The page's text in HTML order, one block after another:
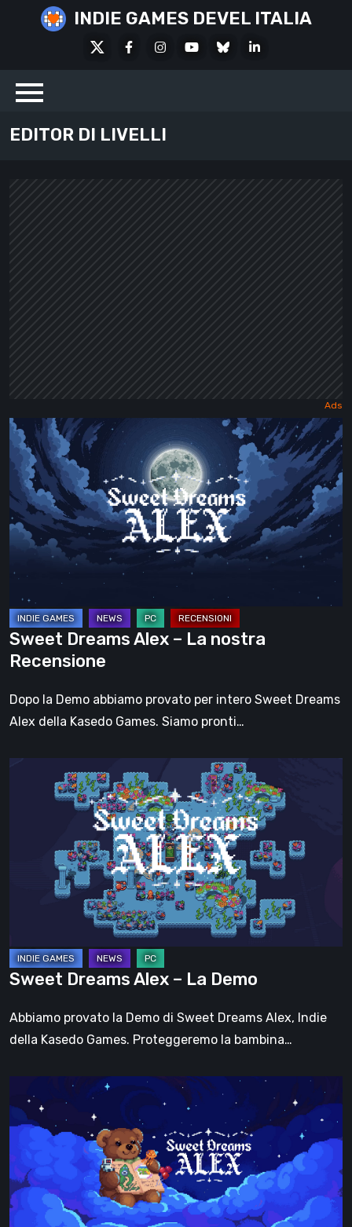
INDIE GAMES DEVEL ITALIA
FacebookInstagramYoutubeBlueskyLinkedIn
EDITOR DI LIVELLI
Sweet
Dreams
Alex
–
La
nostra
Recensione
Sweet Dreams Alex – La nostra
Recensione
Dopo la Demo abbiamo provato per intero Sweet Dreams
Alex della Kasedo Games. Siamo pronti…
Sweet Dreams Alex – La Demo
Abbiamo provato la Demo di Sweet Dreams Alex, Indie
della Kasedo Games. Proteggeremo la bambina…
Dreams
Alex
Viaggia
con
la